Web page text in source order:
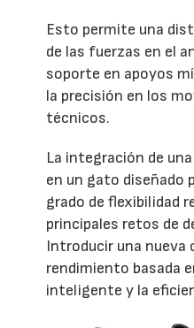
Esto permite una
de las fuerzas en el
soporte en apoyos
la precisión en los
técnicos.
La integración de
en un gato diseñado
grado de flexibilidad
principales retos de
Introducir una nueva
rendimiento basada
inteligente y la